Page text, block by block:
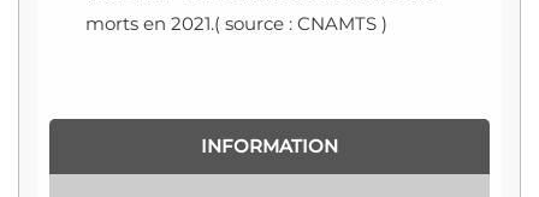
morts en 2021.( source : CNAMTS )
INFORMATION